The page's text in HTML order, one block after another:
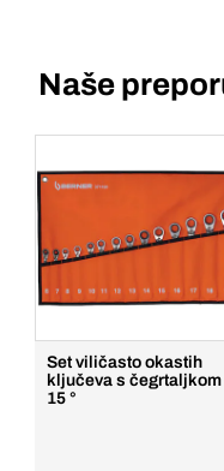
Naše
Set viličasto okastih
ključeva s čegrtaljkom
15 °